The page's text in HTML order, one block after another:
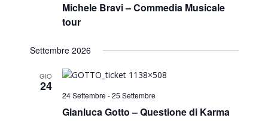
Michele Bravi – Commedia Musicale
tour
Settembre 2026
GIO
24
24 Settembre -25 Settembre
Gianluca Gotto – Questione di Karma